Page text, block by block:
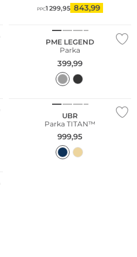
PPC1 299,95 843,99
PME LEGEND
Parka
399,99
UBR
Parka TITAN™
999,95